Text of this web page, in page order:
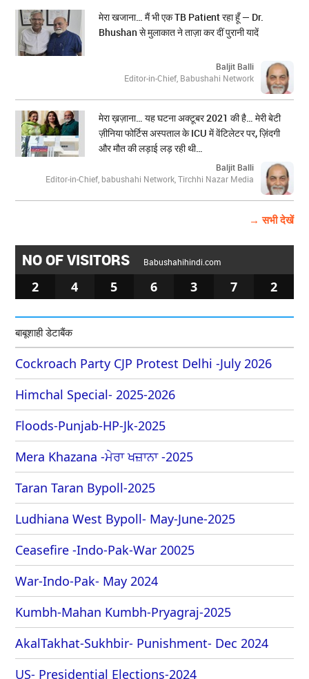
मेरा खजाना… मैं भी एक TB Patient रहा हूँ — Dr.
Bhushan से मुलाकात ने ताज़ा कर दीं पुरानी यादें
Baljit Balli
Editor-in-Chief, Babushahi Network
मेरा ख़ज़ाना… यह घटना अक्टूबर 2021 की है… मेरी बेटी
ज़ीनिया फोर्टिस अस्पताल के ICU में वेंटिलेटर पर, ज़िंदगी
और मौत की लड़ाई लड़ रही थी…
Baljit Balli
Editor-in-Chief, babushahi Network, Tirchhi Nazar Media
→ सभी देखें
NO OF VISITORS Babushahihindi.com
2 4 5 6 3 7 2
बाबूशाही डेटाबैंक
Cockroach Party CJP Protest Delhi -July 2026
Himchal Special- 2025-2026
Floods-Punjab-HP-Jk-2025
Mera Khazana -ਮੇਰਾ ਖਜ਼ਾਨਾ -2025
Taran Taran Bypoll-2025
Ludhiana West Bypoll- May-June-2025
Ceasefire -Indo-Pak-War 20025
War-Indo-Pak- May 2024
Kumbh-Mahan Kumbh-Pryagraj-2025
AkalTakhat-Sukhbir- Punishment- Dec 2024
US- Presidential Elections-2024